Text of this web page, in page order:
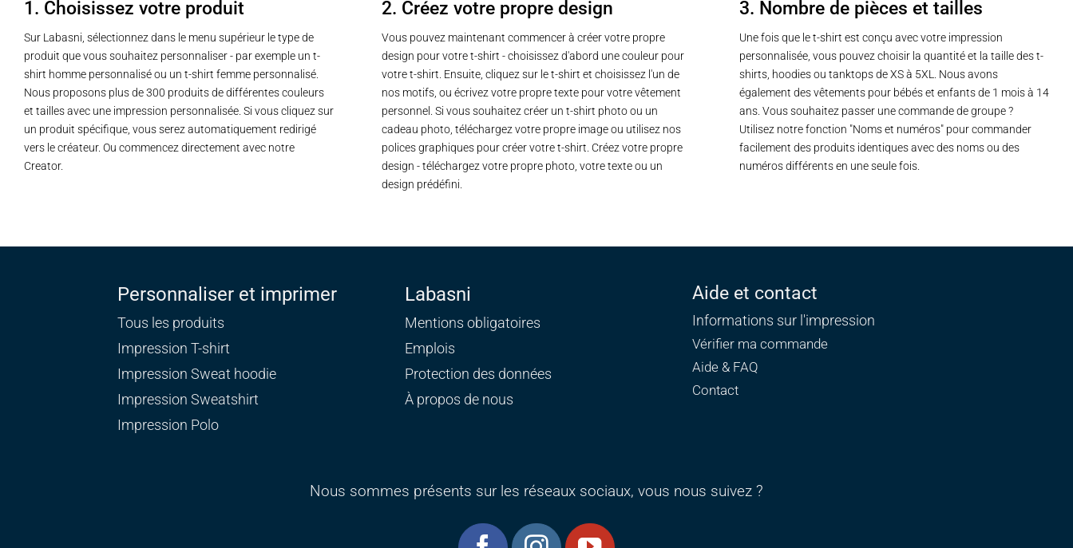
1. Choisissez votre produit
Sur Labasni, sélectionnez dans le menu supérieur le type de
produit que vous souhaitez personnaliser - par exemple un t-
shirt homme personnalisé ou un t-shirt femme personnalisé.
Nous proposons plus de 300 produits de différentes couleurs
et tailles avec une impression personnalisée. Si vous cliquez sur
un produit spécifique, vous serez automatiquement redirigé
vers le créateur. Ou commencez directement avec notre
Creator.
2. Créez votre propre design
Vous pouvez maintenant commencer à créer votre propre
design pour votre t-shirt - choisissez d'abord une couleur pour
votre t-shirt. Ensuite, cliquez sur le t-shirt et choisissez l'un de
nos motifs, ou écrivez votre propre texte pour votre vêtement
personnel. Si vous souhaitez créer un t-shirt photo ou un
cadeau photo, téléchargez votre propre image ou utilisez nos
polices graphiques pour créer votre t-shirt. Créez votre propre
design - téléchargez votre propre photo, votre texte ou un
design prédéfini.
3. Nombre de pièces et tailles
Une fois que le t-shirt est conçu avec votre impression
personnalisée, vous pouvez choisir la quantité et la taille des t-
shirts, hoodies ou tanktops de XS à 5XL. Nous avons
également des vêtements pour bébés et enfants de 1 mois à 14
ans. Vous souhaitez passer une commande de groupe ?
Utilisez notre fonction "Noms et numéros" pour commander
facilement des produits identiques avec des noms ou des
numéros différents en une seule fois.
Personnaliser et imprimer
Tous les produits
Impression T-shirt
Impression Sweat hoodie
Impression Sweatshirt
Impression Polo
Labasni
Mentions obligatoires
Emplois
Protection des données
À propos de nous
Aide et contact
Informations sur l'impression
Vérifier ma commande
Aide & FAQ
Contact
Nous sommes présents sur les réseaux sociaux, vous nous suivez ?